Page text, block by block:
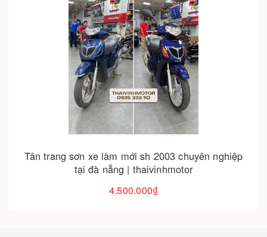
Tân trang sơn xe honda click 2008 dọn mới giá tốt
tại đà nẵng
3.500.000₫
Hết hàng